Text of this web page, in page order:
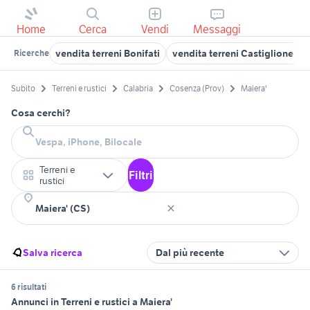
Home Cerca Vendi Messaggi
Ricerche vendita terreni Bonifati vendita terreni Castiglione
Subito Terreni e rustici Calabria Cosenza (Prov) Maiera'
Cosa cerchi?
Terreni e
rustici
Filtri
Salva ricerca Dal più recente
6 risultati
Annunci in Terreni e rustici a Maiera'